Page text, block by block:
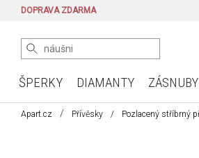
DOPRAVA ZDARMA
ŠPERKY DIAMANTY ZÁSNUBY
Apart.cz Přívěsky Pozlacený stříbrný